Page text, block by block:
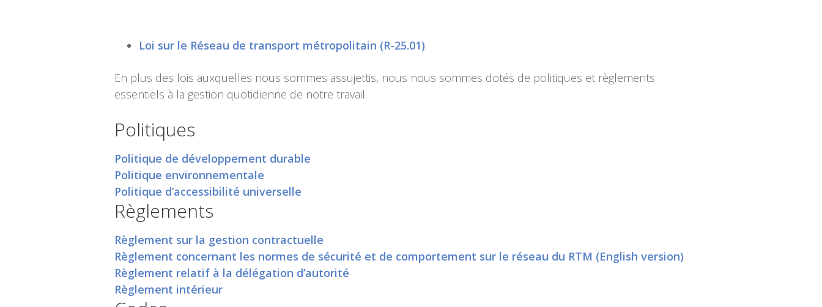
Loi sur le Réseau de transport métropolitain (R-25.01)
En plus des lois auxquelles nous sommes assujettis, nous nous sommes dotés de politiques et règlements
essentiels à la gestion quotidienne de notre travail.
Politiques
Politique de développement durable
Politique environnementale
Politique d’accessibilité universelle
Règlements
Règlement sur la gestion contractuelle
Règlement concernant les normes de sécurité et de comportement sur le réseau du RTM (English version)
Règlement relatif à la délégation d’autorité
Règlement intérieur